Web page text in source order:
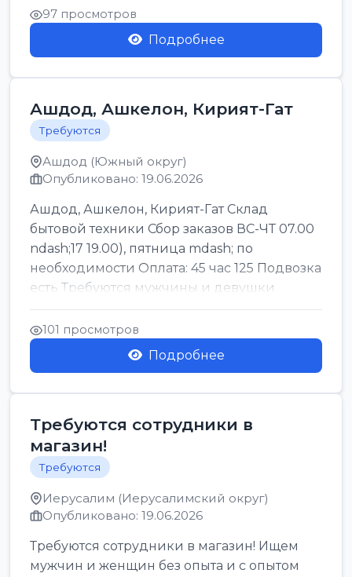
97 просмотров
Подробнее
Ашдод, Ашкелон, Кирият-Гат
Требуются
Ашдод (Южный округ)
Опубликовано: 19.06.2026
Ашдод, Ашкелон, Кирият-Гат Склад
бытовой техники Сбор заказов ВС-ЧТ 07.00
ndash;17 19.00), пятница mdash; по
необходимости Оплата: 45 час 125 Подвозка
есть Требуются мужчины и девушки
Только официальн...
101 просмотров
Подробнее
Требуются сотрудники в
магазин!
Требуются
Иерусалим (Иерусалимский округ)
Опубликовано: 19.06.2026
Требуются сотрудники в магазин! Ищем
мужчин и женщин без опыта и с опытом